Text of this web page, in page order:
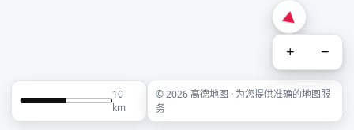
+ −
10
km
© 2026 高德地图 · 为您提供准确的地图服
务